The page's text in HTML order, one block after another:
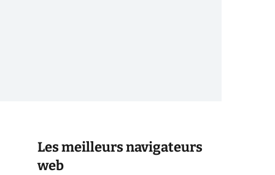
Les meilleurs navigateurs
web